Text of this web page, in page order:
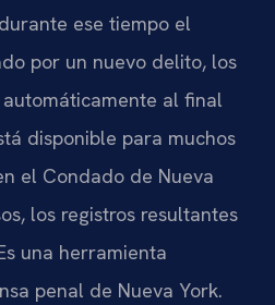
ese tiempo el
por un nuevo delito, los
al final
disponible para muchos
el Condado de Nueva
los registros resultantes
una herramienta
penal de Nueva York.